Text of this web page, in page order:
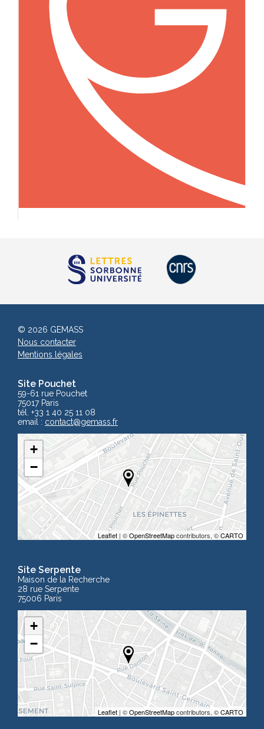
Site Pouchet
59-61 rue Pouchet
75017 Paris
tél. +33 1 40 25 11 08
email : contact@gemass.fr
+
−
Leaflet | ©OpenStreetMapcontributors, ©CARTO
Site Serpente
Maison de la Recherche
28 rue Serpente
75006 Paris
+
−
Leaflet | ©OpenStreetMapcontributors, ©CARTO
© 2026 GEMASS
Nous contacter
Mentions légales